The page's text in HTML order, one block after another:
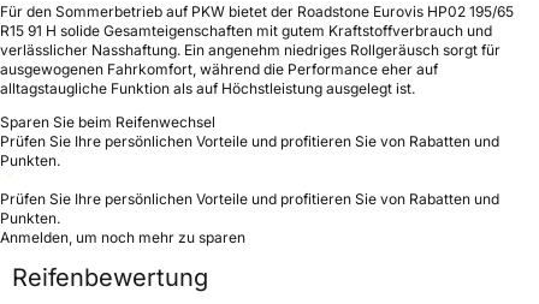
Für den Sommerbetrieb auf PKW bietet der Roadstone Eurovis HP02 195/65
R15 91 H solide Gesamteigenschaften mit gutem Kraftstoffverbrauch und
verlässlicher Nasshaftung. Ein angenehm niedriges Rollgeräusch sorgt für
ausgewogenen Fahrkomfort, während die Performance eher auf
alltagstaugliche Funktion als auf Höchstleistung ausgelegt ist.
Sparen Sie beim Reifenwechsel
Prüfen Sie Ihre persönlichen Vorteile und profitieren Sie von Rabatten und
Punkten.
Prüfen Sie Ihre persönlichen Vorteile und profitieren Sie von Rabatten und
Punkten.
Anmelden, um noch mehr zu sparen
Reifenbewertung